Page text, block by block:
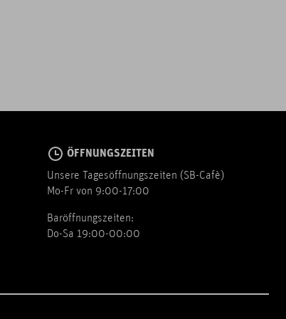
ÖFFNUNGSZEITEN
Unsere Tagesöffnungszeiten (SB-Cafè)
Mo-Fr von 9:00-17:00
Baröffnungszeiten:
Do-Sa 19:00-00:00